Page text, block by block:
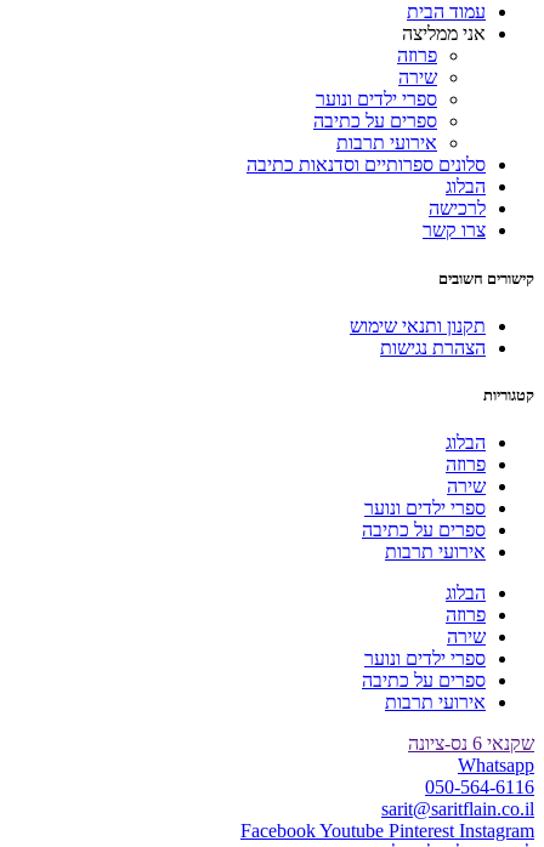
עמוד הבית
אני ממליצה
פרוזה
שירה
ספרי ילדים ונוער
ספרים על כתיבה
אירועי תרבות
סלונים ספרותיים וסדנאות כתיבה
הבלוג
לרכישה
צרו קשר
קישורים חשובים
תקנון ותנאי שימוש
הצהרת נגישות
קטגוריות
הבלוג
פרוזה
שירה
ספרי ילדים ונוער
ספרים על כתיבה
אירועי תרבות
הבלוג
פרוזה
שירה
ספרי ילדים ונוער
ספרים על כתיבה
אירועי תרבות
שקנאי 6 נס-ציונה
Whatsapp
050-564-6116
sarit@saritflain.co.il
FacebookYoutube Pinterest Instagram